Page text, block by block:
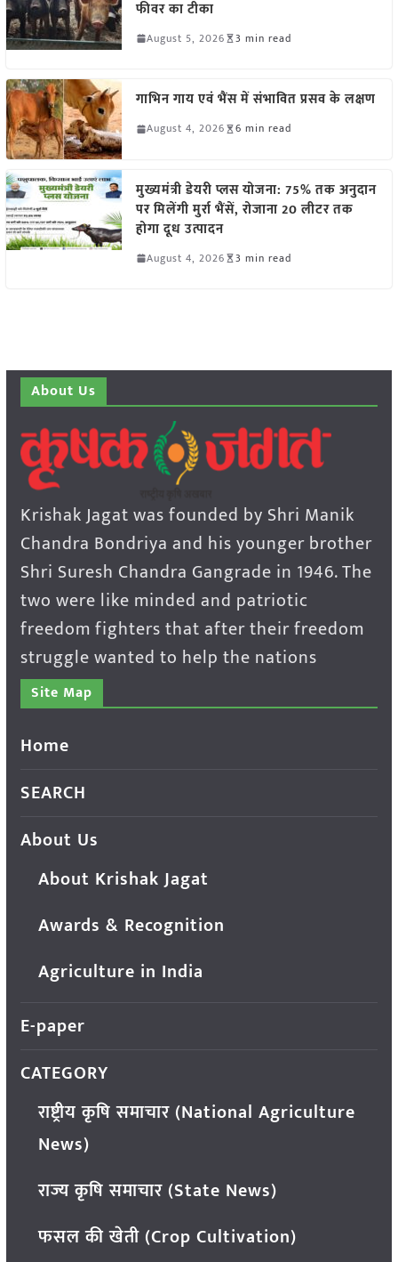
फीवर का टीका
August 5, 2026 3 min read
गाभिन गाय एवं भैंस में संभावित प्रसव के लक्षण
August 4, 2026 6 min read
मुख्यमंत्री डेयरी प्लस योजना: 75% तक अनुदान
पर मिलेंगी मुर्रा भैंसें, रोजाना 20 लीटर तक
होगा दूध उत्पादन
August 4, 2026 3 min read
About Us
Krishak Jagat was founded by Shri Manik
Chandra Bondriya and his younger brother
Shri Suresh Chandra Gangrade in 1946. The
two were like minded and patriotic
freedom fighters that after their freedom
struggle wanted to help the nations
Site Map
Home
SEARCH
About Us
About Krishak Jagat
Awards & Recognition
Agriculture in India
E-paper
CATEGORY
राष्ट्रीय कृषि समाचार (National Agriculture
News)
राज्य कृषि समाचार (State News)
फसल की खेती (Crop Cultivation)